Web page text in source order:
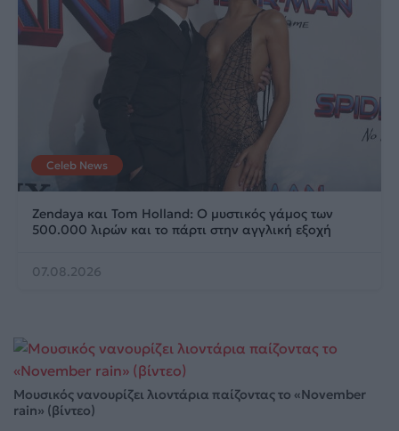
Celeb News
Zendaya και Tom Holland: Ο μυστικός γάμος των
500.000 λιρών και το πάρτι στην αγγλική εξοχή
07.08.2026
Μουσικός νανουρίζει λιοντάρια παίζοντας το «November
rain» (βίντεο)